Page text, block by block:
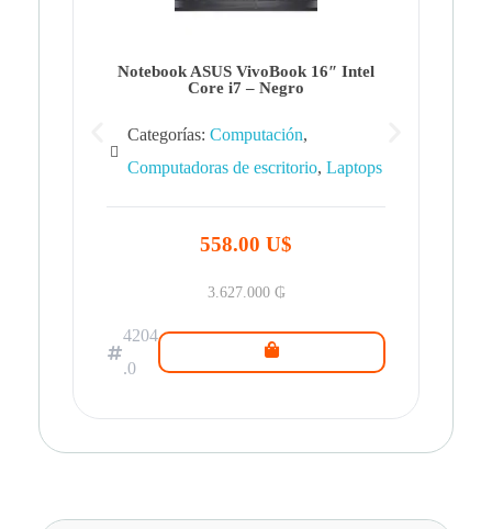
Notebook ASUS VivoBook 16″ Intel
Core i7 – Negro
Categorías: Computación,
Computadoras de escritorio, Laptops
558.00 U$
3.627.000 ₲
4204
.0